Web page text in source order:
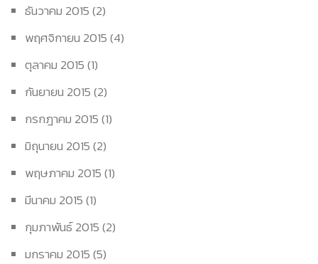
ธันวาคม 2015(2)
พฤศจิกายน 2015(4)
ตุลาคม 2015(1)
กันยายน 2015(2)
กรกฎาคม 2015(1)
มิถุนายน 2015(2)
พฤษภาคม 2015(1)
มีนาคม 2015(1)
กุมภาพันธ์ 2015(2)
มกราคม 2015(5)